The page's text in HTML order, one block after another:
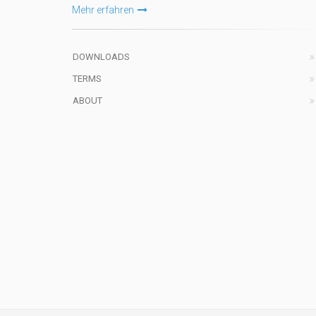
Mehr erfahren
DOWNLOADS
TERMS
ABOUT